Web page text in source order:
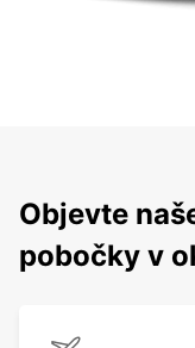
Objevte
pobočky v